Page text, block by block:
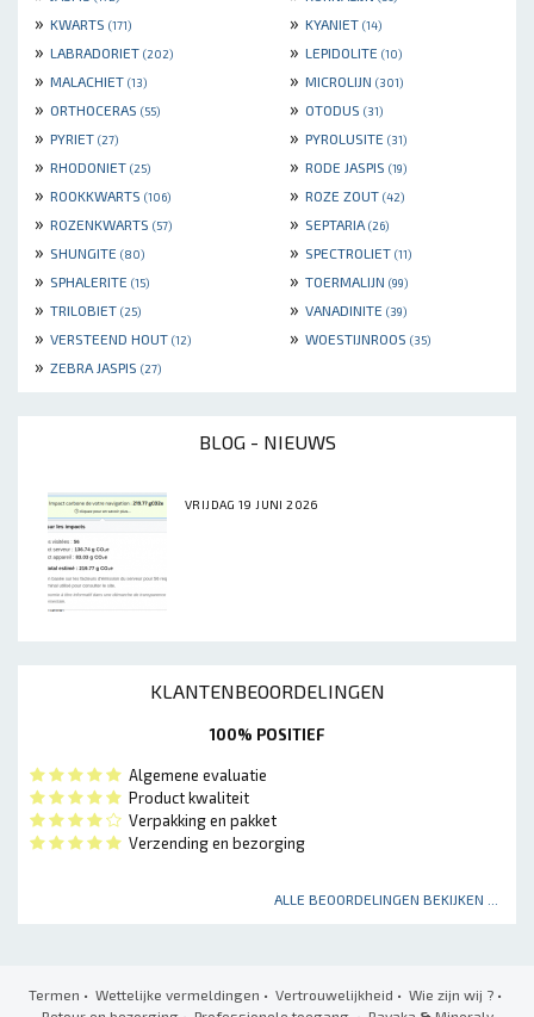
» KWARTS (171) » KYANIET (14)
» LABRADORIET (202) » LEPIDOLITE (10)
» MALACHIET (13) » MICROLIJN (301)
» ORTHOCERAS (55) » OTODUS (31)
» PYRIET (27) » PYROLUSITE (31)
» RHODONIET (25) » RODE JASPIS (19)
» ROOKKWARTS (106) » ROZE ZOUT (42)
» ROZENKWARTS (57) » SEPTARIA (26)
» SHUNGITE (80) » SPECTROLIET (11)
» SPHALERITE (15) » TOERMALIJN (99)
» TRILOBIET (25) » VANADINITE (39)
» VERSTEEND HOUT (12) » WOESTIJNROOS (35)
» ZEBRA JASPIS (27)
BLOG - NIEUWS
VRIJDAG 19 JUNI 2026
KLANTENBEOORDELINGEN
100% POSITIEF
Algemene evaluatie
Product kwaliteit
Verpakking en pakket
Verzending en bezorging
ALLE BEOORDELINGEN BEKIJKEN ...
Termen • Wettelijke vermeldingen • Vertrouwelijkheid • Wie zijn wij ? •